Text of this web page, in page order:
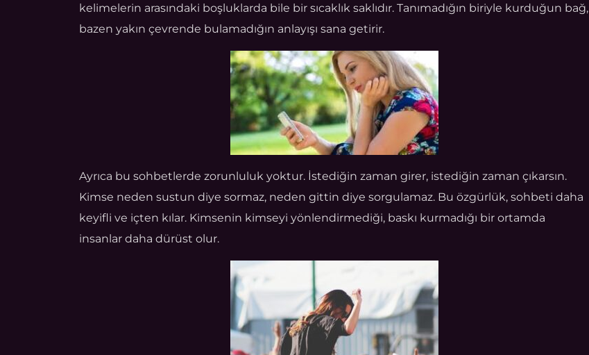
kelimelerin arasındaki boşluklarda bile bir sıcaklık saklıdır. Tanımadığın biriyle kurduğun bağ,
bazen yakın çevrende bulamadığın anlayışı sana getirir.
Ayrıca bu sohbetlerde zorunluluk yoktur. İstediğin zaman girer, istediğin zaman çıkarsın.
Kimse neden sustun diye sormaz, neden gittin diye sorgulamaz. Bu özgürlük, sohbeti daha
keyifli ve içten kılar. Kimsenin kimseyi yönlendirmediği, baskı kurmadığı bir ortamda
insanlar daha dürüst olur.